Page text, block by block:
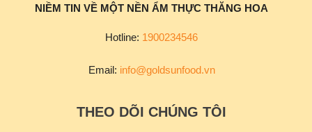
NIỀM TIN VỀ MỘT NỀN ẨM THỰC THĂNG HOA
Hotline: 1900234546
Email: info@goldsunfood.vn
THEO DÕI CHÚNG TÔI